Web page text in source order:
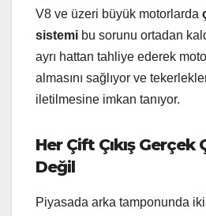
V8 ve üzeri büyük motorlarda
sistemi bu sorunu ortadan
ayrı hattan tahliye ederek
almasını sağlıyor ve
iletilmesine imkan tanıyor.
Her Çift Çıkış Gerçek
Değil
Piyasada arka tamponunda